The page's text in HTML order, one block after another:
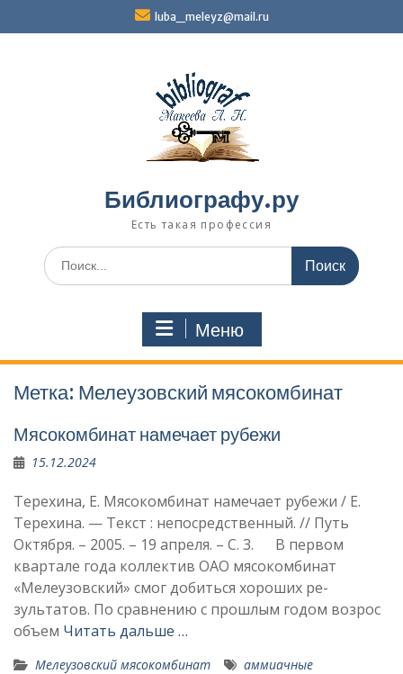
luba_meleyz@mail.ru
Библиографу.ру
Есть такая профессия
Поиск
по:
Меню
Метка: Мелеузовский мясокомбинат
Мясокомбинат намечает рубежи
15.12.2024
Терехина, Е. Мясокомбинат намечает рубежи / Е.
Терехина. — Текст : непосредственный. // Путь
Октября. – 2005. – 19 апреля. – С. 3. В первом
квартале года коллек­тив ОАО мясокомбинат
«Мелеузовский» смог добиться хороших ре­
зультатов. По сравнению с про­шлым годом возрос
объем Читать дальше …
Мелеузовский мясокомбинат
аммиачные